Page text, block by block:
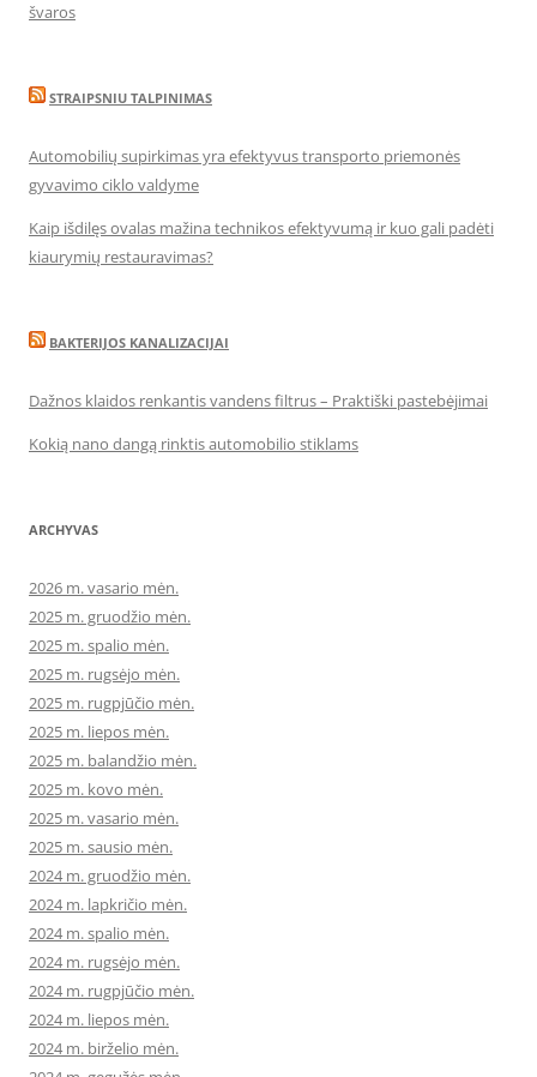
švaros
STRAIPSNIU TALPINIMAS
Automobilių supirkimas yra efektyvus transporto priemonės
gyvavimo ciklo valdyme
Kaip išdilęs ovalas mažina technikos efektyvumą ir kuo gali padėti
kiaurymių restauravimas?
BAKTERIJOS KANALIZACIJAI
Dažnos klaidos renkantis vandens filtrus – Praktiški pastebėjimai
Kokią nano dangą rinktis automobilio stiklams
ARCHYVAS
2026 m. vasario mėn.
2025 m. gruodžio mėn.
2025 m. spalio mėn.
2025 m. rugsėjo mėn.
2025 m. rugpjūčio mėn.
2025 m. liepos mėn.
2025 m. balandžio mėn.
2025 m. kovo mėn.
2025 m. vasario mėn.
2025 m. sausio mėn.
2024 m. gruodžio mėn.
2024 m. lapkričio mėn.
2024 m. spalio mėn.
2024 m. rugsėjo mėn.
2024 m. rugpjūčio mėn.
2024 m. liepos mėn.
2024 m. birželio mėn.